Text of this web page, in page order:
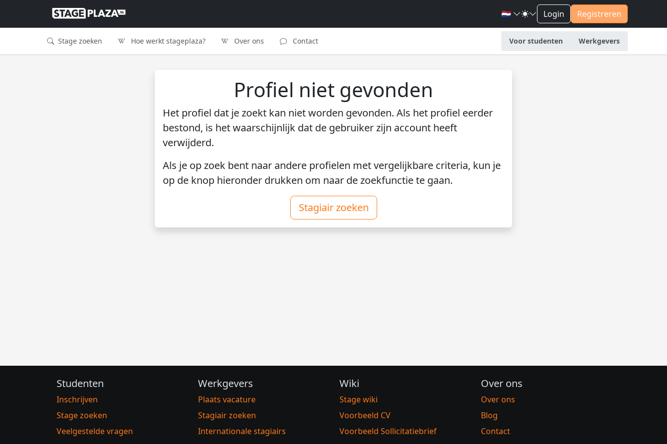
🇳🇱 Login Registreren
Stage zoeken Hoe werkt stageplaza? Over ons Contact Voor studenten Werkgevers
Profiel niet gevonden
Het profiel dat je zoekt kan niet worden gevonden. Als het profiel eerder
bestond, is het waarschijnlijk dat de gebruiker zijn account heeft
verwijderd.
Als je op zoek bent naar andere profielen met vergelijkbare criteria, kun je
op de knop hieronder drukken om naar de zoekfunctie te gaan.
Stagiair zoeken
Studenten
Inschrijven
Stage zoeken
Veelgestelde vragen
Werkgevers
Plaats vacature
Stagiair zoeken
Internationale stagiairs
Wiki
Stage wiki
Voorbeeld CV
Voorbeeld Sollicitatiebrief
Over ons
Over ons
Blog
Contact